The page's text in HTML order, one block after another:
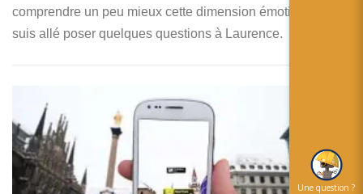
comprendre un peu mieux cette dimension émotionnelle, je
suis allé poser quelques questions à Laurence.
Une question ?